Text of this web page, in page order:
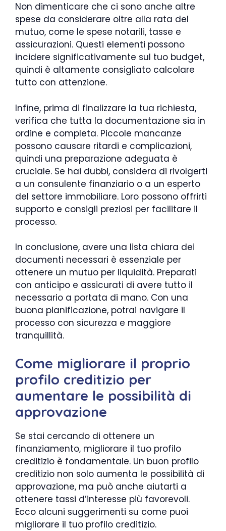
Non dimenticare che ci sono anche altre
spese da considerare oltre alla rata del
mutuo, come le spese notarili, tasse e
assicurazioni. Questi elementi possono
incidere significativamente sul tuo budget,
quindi è altamente consigliato calcolare
tutto con attenzione.
Infine, prima di finalizzare la tua richiesta,
verifica che tutta la documentazione sia in
ordine e completa. Piccole mancanze
possono causare ritardi e complicazioni,
quindi una preparazione adeguata è
cruciale. Se hai dubbi, considera di rivolgerti
a un consulente finanziario o a un esperto
del settore immobiliare. Loro possono offrirti
supporto e consigli preziosi per facilitare il
processo.
In conclusione, avere una lista chiara dei
documenti necessari è essenziale per
ottenere un mutuo per liquidità. Preparati
con anticipo e assicurati di avere tutto il
necessario a portata di mano. Con una
buona pianificazione, potrai navigare il
processo con sicurezza e maggiore
tranquillità.
Come migliorare il proprio
profilo creditizio per
aumentare le possibilità di
approvazione
Se stai cercando di ottenere un
finanziamento, migliorare il tuo profilo
creditizio è fondamentale. Un buon profilo
creditizio non solo aumenta le possibilità di
approvazione, ma può anche aiutarti a
ottenere tassi d’interesse più favorevoli.
Ecco alcuni suggerimenti su come puoi
migliorare il tuo profilo creditizio.